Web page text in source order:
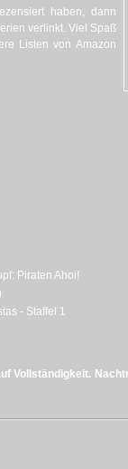
haben, dann
verlinkt. Viel Spaß
Listen von Amazon
Piraten Ahoi!
- Staffel 1
Vollständigkeit.